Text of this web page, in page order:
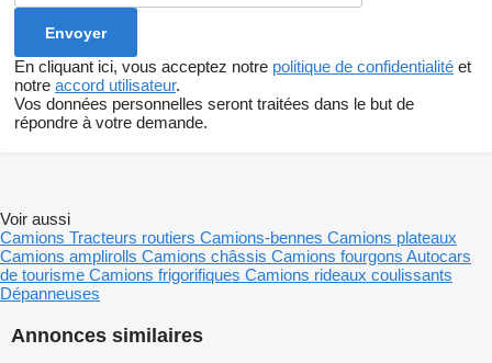
En cliquant ici, vous acceptez notre politique de confidentialité et
notre accord utilisateur.
Vos données personnelles seront traitées dans le but de
répondre à votre demande.
Annonces similaires
Voir aussi
Camions Tracteurs routiers Camions-bennes Camions plateaux
Camions amplirolls Camions châssis Camions fourgons Autocars
de tourisme Camions frigorifiques Camions rideaux coulissants
Dépanneuses